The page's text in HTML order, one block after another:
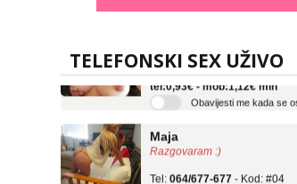
TELEFONSKI SEX UŽIVO
Liliana
Tel: 064/677-677 - Kod: #69
tel:0,93€ - mob:1,12€ min
Razgovaram :)
Tel:064/677-677
tel:0,93€ - mob:1,12€ min